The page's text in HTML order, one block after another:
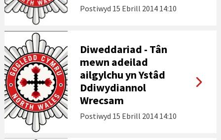
Postiwyd 15 Ebrill 2014 14:10
Diweddariad - Tân
mewn adeilad
ailgylchu yn Ystâd
Ddiwydiannol
Wrecsam
Postiwyd 15 Ebrill 2014 14:10